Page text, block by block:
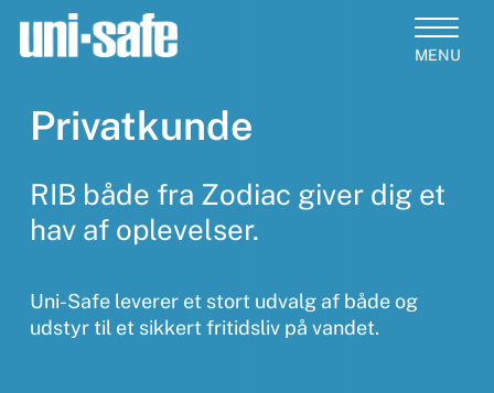
search
Privatkunde
RIB både fra Zodiac giver dig et
hav af oplevelser.
Uni-Safe leverer et stort udvalg af både og
udstyr til et sikkert fritidsliv på vandet.
Close